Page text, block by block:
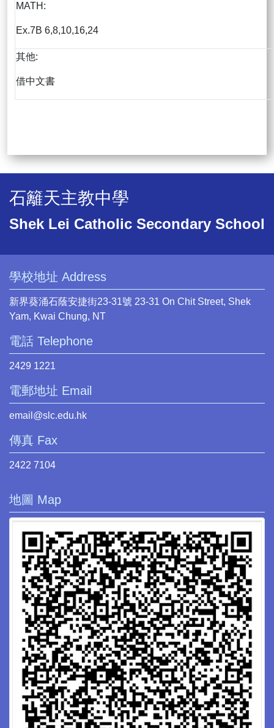
MATH:
Ex.7B 6,8,10,16,24
其他:
借中文書
石籬天主教中學
Shek Lei Catholic Secondary School
學校地址 Address
新界葵涌石蔭安捷街23-31號 23-31 On Chit Street, Shek
Yam, Kwai Chung, NT
電話 Telephone
2429 1221
電郵地址 Email
email@slc.edu.hk
傳真 Fax
2422 7104
地圖 Map